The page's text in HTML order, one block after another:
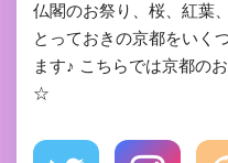
仏閣のお祭り、桜、紅葉
とっておきの京都をいく
ます♪ こちらでは京都の
☆